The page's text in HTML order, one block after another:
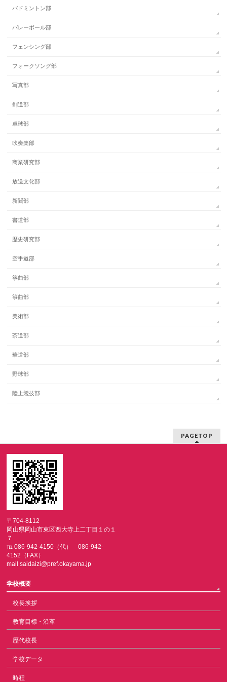
バドミントン部
バレーボール部
フェンシング部
フォークソング部
写真部
剣道部
卓球部
吹奏楽部
商業研究部
放送文化部
新聞部
書道部
歴史研究部
空手道部
筝曲部
箏曲部
美術部
茶道部
華道部
野球部
陸上競技部
PAGETOP
〒704-8112
岡山県岡山市東区西大寺上二丁目１の１
７
℡ 086-942-4150（代） 086-942-
4152（FAX）
mail saidaizi@pref.okayama.jp
学校概要
校長挨拶
教育目標・沿革
歴代校長
学校データ
時程